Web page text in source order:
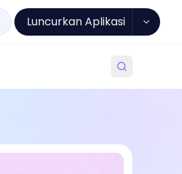
Luncurkan Aplikasi